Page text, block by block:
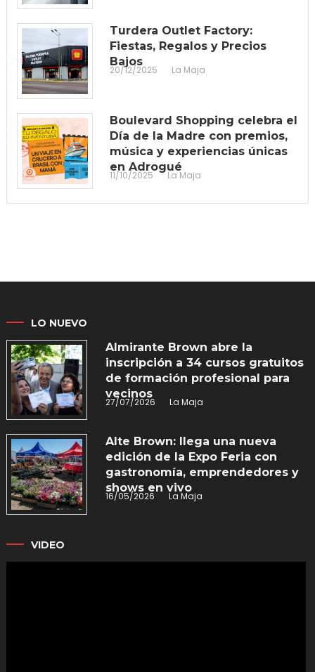
Turdera Outlet Factory:
Fiestas, Regalos y Precios
Bajos
20/12/2025 La Maja
Boulevard Shopping celebra el
Día de la Madre con premios,
música y experiencias únicas
en Adrogué
11/10/2025 La Maja
LO NUEVO
Almirante Brown abre la
inscripción a 34 cursos gratuitos
de formación profesional para
vecinos
27/07/2026 La Maja
Alte Brown: llega una nueva
edición de la Expo Feria con
gastronomía, emprendedores y
shows en vivo
16/05/2026 La Maja
VIDEO